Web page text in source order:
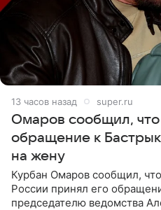
13 часов назад super.ru
Омаров сообщил,
обращение к
на жену
Курбан Омаров сообщил,
России принял его
председателю ведомства